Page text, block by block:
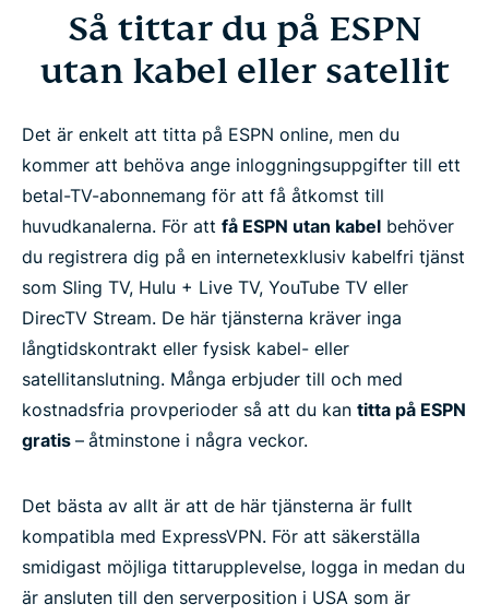
Så tittar du på ESPN
utan kabel eller satellit
Det är enkelt att titta på ESPN online, men du
kommer att behöva ange inloggningsuppgifter till ett
betal-TV-abonnemang för att få åtkomst till
huvudkanalerna. För att få ESPN utan kabel behöver
du registrera dig på en internetexklusiv kabelfri tjänst
som Sling TV, Hulu + Live TV, YouTube TV eller
DirecTV Stream. De här tjänsterna kräver inga
långtidskontrakt eller fysisk kabel- eller
satellitanslutning. Många erbjuder till och med
kostnadsfria provperioder så att du kan titta på ESPN
gratis – åtminstone i några veckor.
Det bästa av allt är att de här tjänsterna är fullt
kompatibla med ExpressVPN. För att säkerställa
smidigast möjliga tittarupplevelse, logga in medan du
är ansluten till den serverposition i USA som är